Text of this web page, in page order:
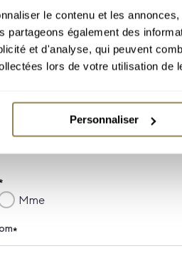
le contenu et les
partageons également des
et d'analyse, qui peuvent
lors de votre utilisation de
Personnaliser
Mme
*